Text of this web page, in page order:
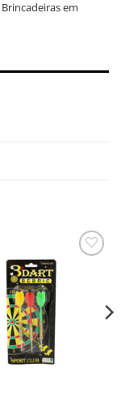
Brincadeiras em